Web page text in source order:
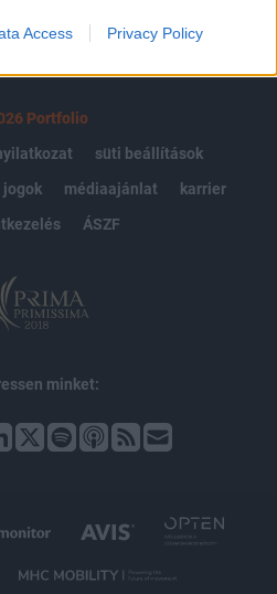
Access Privacy Policy
Portfolio
süti beállítások
jogok médiaajánlat
karrier
ÁSZF
minket: